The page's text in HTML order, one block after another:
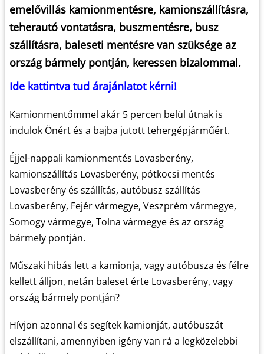
emelővillás kamionmentésre, kamionszállításra,
teherautó vontatásra, buszmentésre, busz
szállításra, baleseti mentésre van szüksége az
ország bármely pontján, keressen bizalommal.
Ide kattintva tud árajánlatot kérni!
Kamionmentőmmel akár 5 percen belül útnak is
indulok Önért és a bajba jutott tehergépjárműért.
Éjjel-nappali kamionmentés Lovasberény,
kamionszállítás Lovasberény, pótkocsi mentés
Lovasberény és szállítás, autóbusz szállítás
Lovasberény, Fejér vármegye, Veszprém vármegye,
Somogy vármegye, Tolna vármegye és az ország
bármely pontján.
Műszaki hibás lett a kamionja, vagy autóbusza és félre
kellett álljon, netán baleset érte Lovasberény, vagy
ország bármely pontján?
Hívjon azonnal és segítek kamionját, autóbuszát
elszállítani, amennyiben igény van rá a legközelebbi